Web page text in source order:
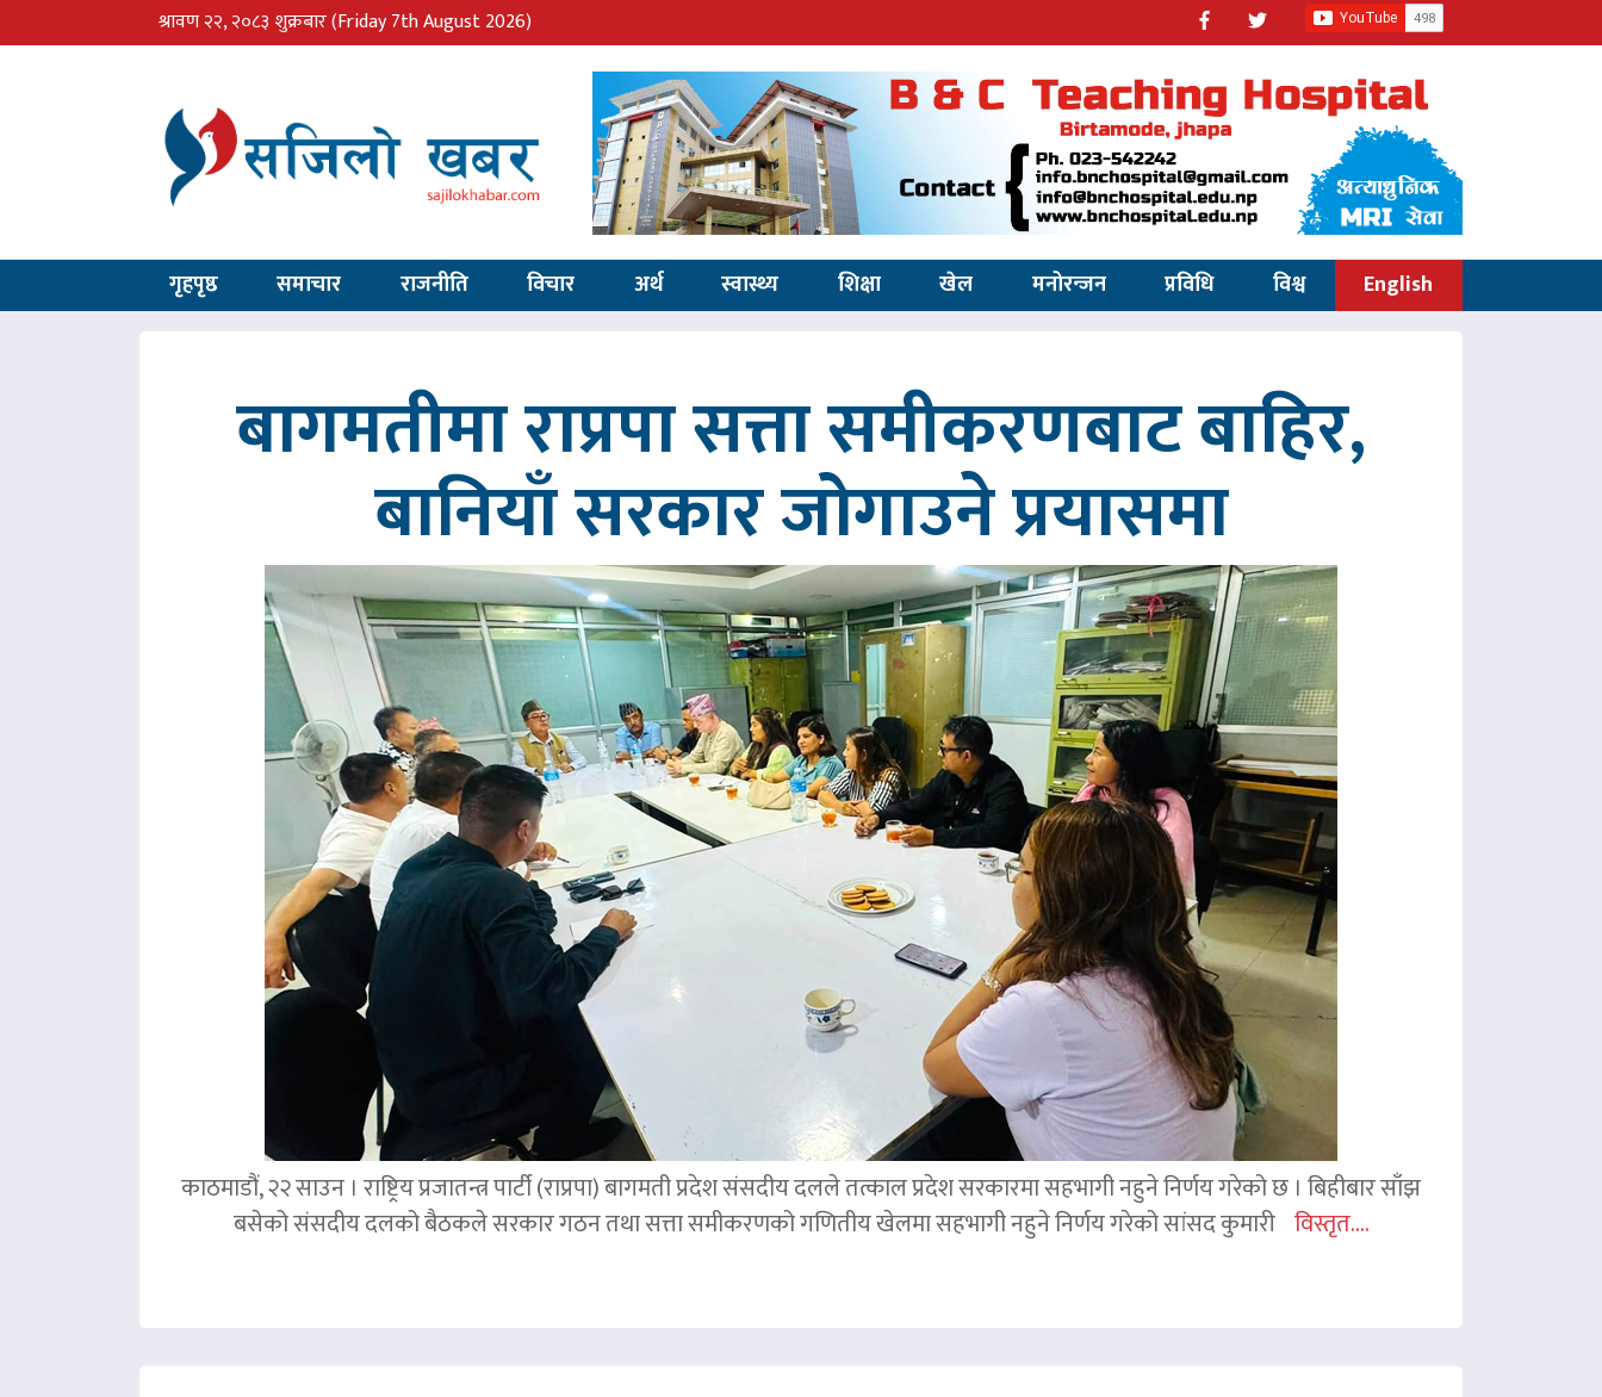
श्रावण २२, २०८३ शुक्रबार(Friday 7th August 2026)
गृहपृष्ठ समाचार राजनीति विचार अर्थ स्वास्थ्य शिक्षा खेल मनोरन्जन प्रविधि विश्व English
बागमतीमा राप्रपा सत्ता समीकरणबाट बाहिर,
बानियाँ सरकार जोगाउने प्रयासमा
काठमाडौं, २२ साउन । राष्ट्रिय प्रजातन्त्र पार्टी (राप्रपा) बागमती प्रदेश संसदीय दलले तत्काल प्रदेश सरकारमा सहभागी नहुने निर्णय गरेको छ । बिहीबार साँझ
बसेको संसदीय दलको बैठकले सरकार गठन तथा सत्ता समीकरणको गणितीय खेलमा सहभागी नहुने निर्णय गरेको सांसद कुमारी विस्तृत....